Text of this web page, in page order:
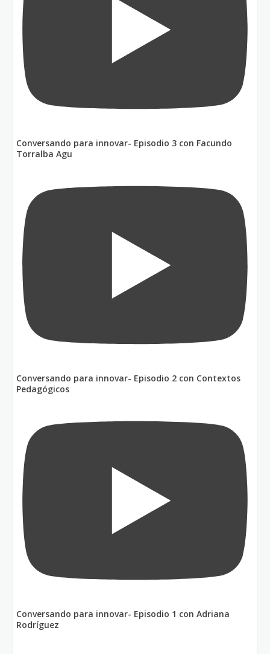
Conversando para innovar- Episodio 3 con Facundo
Torralba Agu
Conversando para innovar- Episodio 2 con Contextos
Pedagógicos
Conversando para innovar- Episodio 1 con Adriana
Rodríguez